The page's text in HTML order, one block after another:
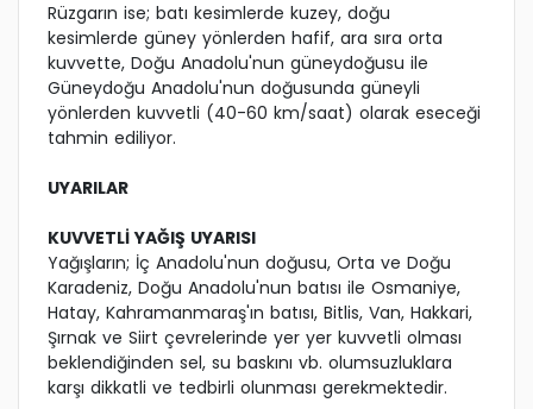
Rüzgarın ise; batı kesimlerde kuzey, doğu
kesimlerde güney yönlerden hafif, ara sıra orta
kuvvette, Doğu Anadolu'nun güneydoğusu ile
Güneydoğu Anadolu'nun doğusunda güneyli
yönlerden kuvvetli (40-60 km/saat) olarak eseceği
tahmin ediliyor.
UYARILAR
KUVVETLİ YAĞIŞ UYARISI
Yağışların; İç Anadolu'nun doğusu, Orta ve Doğu
Karadeniz, Doğu Anadolu'nun batısı ile Osmaniye,
Hatay, Kahramanmaraş'ın batısı, Bitlis, Van, Hakkari,
Şırnak ve Siirt çevrelerinde yer yer kuvvetli olması
beklendiğinden sel, su baskını vb. olumsuzluklara
karşı dikkatli ve tedbirli olunması gerekmektedir.